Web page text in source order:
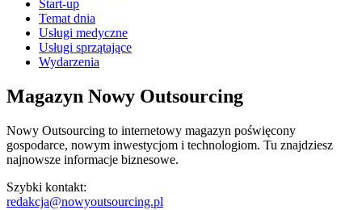
Start-up
Temat dnia
Usługi medyczne
Usługi sprzątające
Wydarzenia
Magazyn Nowy Outsourcing
Nowy Outsourcing to internetowy magazyn poświęcony
gospodarce, nowym inwestycjom i technologiom. Tu znajdziesz
najnowsze informacje biznesowe.
Szybki kontakt:
redakcja@nowyoutsourcing.pl